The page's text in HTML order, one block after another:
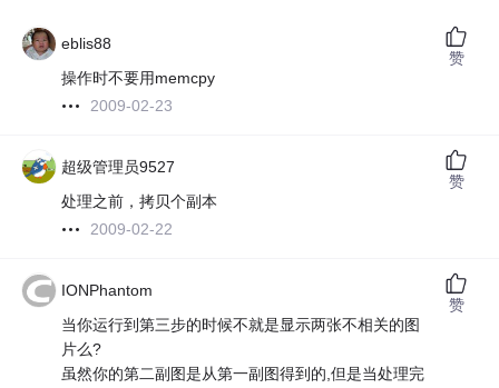
eblis88
操作时不要用memcpy
2009-02-23
赞
超级管理员9527
处理之前，拷贝个副本
2009-02-22
赞
IONPhantom
当你运行到第三步的时候不就是显示两张不相关的图
片么?
虽然你的第二副图是从第一副图得到的,但是当处理完
赞